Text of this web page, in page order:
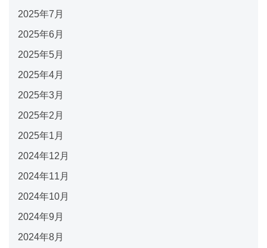
2025年7月
2025年6月
2025年5月
2025年4月
2025年3月
2025年2月
2025年1月
2024年12月
2024年11月
2024年10月
2024年9月
2024年8月